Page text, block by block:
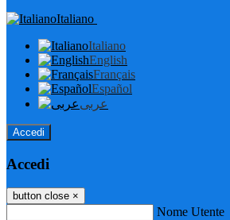
Italiano
Italiano
English
Français
Español
عربى
Accedi
Accedi
button close ×
Nome Utente